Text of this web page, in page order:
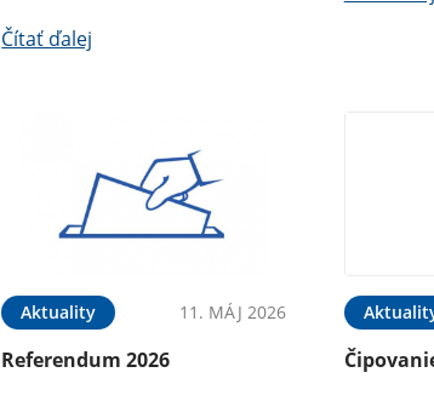
Čítať ďalej
Aktuality 11. MÁJ 2026
Referendum 2026